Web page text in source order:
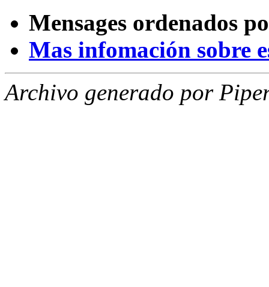
Mensages ordenados
Mas infomación sobre
Archivo generado por